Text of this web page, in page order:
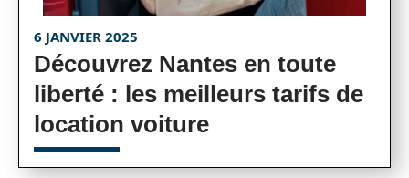
6 JANVIER 2025
Découvrez Nantes en toute
liberté : les meilleurs tarifs de
location voiture